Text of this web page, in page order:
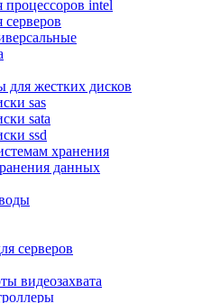
питания, батарейки
боксы, стойки для дисков
очки
и опции для ноутбуков
для ноутбуков
и зарядные устройства
порт репликаторы
жесткие диски
памяти
носители
Blu-ray
Cd-r
процессоров intel
для жестких дисков
sas
sata
ssd
хранения
данных
серверов
видеозахвата